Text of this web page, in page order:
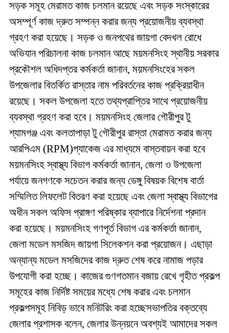
সড়ক সমূহ মেরামত কাজ চলমান রয়েছে এবং সড়ক সংস্কারের
অসম্পূর্ণ কাজ দ্রুত সম্পন্ন করার জন্য প্রয়োজনীয় ব্যবস্থা
গ্রহণ করা হয়েছে। সড়ক ও জনপথের জায়গা বেদখল রোধে
অভিযান পরিচালনা কাজ চলমান আছে ময়মনসিংহ স্থানীয় সরকার
প্রকৌশল অধিদপ্তর কর্মকর্তা জানান, ময়মনসিংহের সকল
উপজেলার বিতর্কিত রাস্তার নাম পরিবর্তনের কাজ প্রক্রিয়াধীন
রয়েছে। সকল উপজেলা হতে তথ্যপ্রাপ্তির সাথে প্রয়োজনীয়
ব্যবস্থা গ্রহণ করা হবে। ময়মনসিংহ জেলার গৌরীপুর টু
শ্যামগঞ্জ এবং কলতাপাড়াটু গৌরীপুর রাস্তা মেরামত করার জন্য
আরপিএম (RPM)প্যাকেজ এর মাধ্যমে বাস্তবায়ন করা হবে
ময়মনসিংহ স্বাস্থ্য বিভাগ কর্মকর্তা জানান, জেলা ও উপজেলা
পর্যায়ে জনগণকে সচেতন করার জন্য ডেঙ্গু বিষয়ক বিশেষ বার্তা
সম্মিলিত লিফলেট বিতরণ করা হয়েছে এবং জেলা স্বাস্থ্য বিভাগের
অধীন সকল অফিস প্রাঙ্গণ পরিষ্কার ব্যাপারে নির্দেশনা প্রদান
করা হয়েছে । ময়মনসিংহ গণপূর্ত বিভাগ এর কর্মকর্তা জানান,
জেলা মডেল মসজিদ জায়গা সিলেকশন করা প্রয়োজন। এছাড়া
অন্যান্য মডেল মসজিদের কাজ দ্রুত শেষ করে নামাজ পড়ার
উপযোগী করা হচ্ছে। কাজের গুণগতমান বজায় রেখে গৃহীত প্রকল্প
সমূহের কাজ নির্দিষ্ট সময়ের মধ্যে শেষ করার এবং চলমান
প্রকল্পসমূহ নিবিড় ভাবে মনিটরিং করা হচ্ছেসভাপতির বক্তব্যে
জেলার প্রশাসক বলেন, জেলার উন্নয়নে অবশ্যই আমাদের সকল